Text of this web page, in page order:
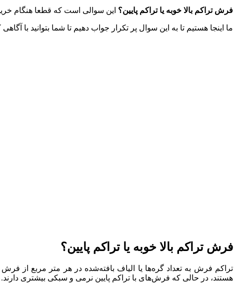
فرش تراکم بالا خوبه یا تراکم پایین؟ این سوالی است که قطعا هنگام
ما اینجا هستیم تا به این سوال پر تکرار جواب دهیم تا شما بتوانید با
فرش تراکم بالا خوبه یا تراکم پایین؟
تراکم فرش به تعداد گره‌ها یا الیاف بافته‌شده در هر متر مربع از
هستند، در حالی که فرش‌های با تراکم پایین نرمی و سبکی بیشتری